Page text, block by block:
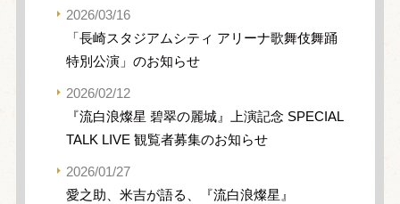
2026/03/16
「長崎スタジアムシティ アリーナ歌舞伎舞踊
特別公演」のお知らせ
2026/02/12
『流白浪燦星 碧翠の麗城』上演記念 SPECIAL
TALK LIVE 観覧者募集のお知らせ
2026/01/27
愛之助、米吉が語る、『流白浪燦星』